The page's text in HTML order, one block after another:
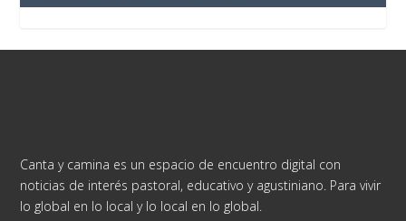
Canta y camina es un espacio de encuentro digital con
noticias de interés pastoral, educativo y agustiniano. Para vivir
lo global en lo local y lo local en lo global.